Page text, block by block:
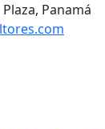
Panamá